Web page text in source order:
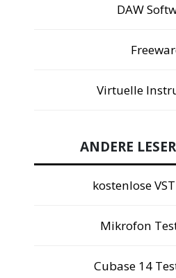
DAW
Virtuelle
ANDERE
kostenlose
Mikrofon
Cubase 14